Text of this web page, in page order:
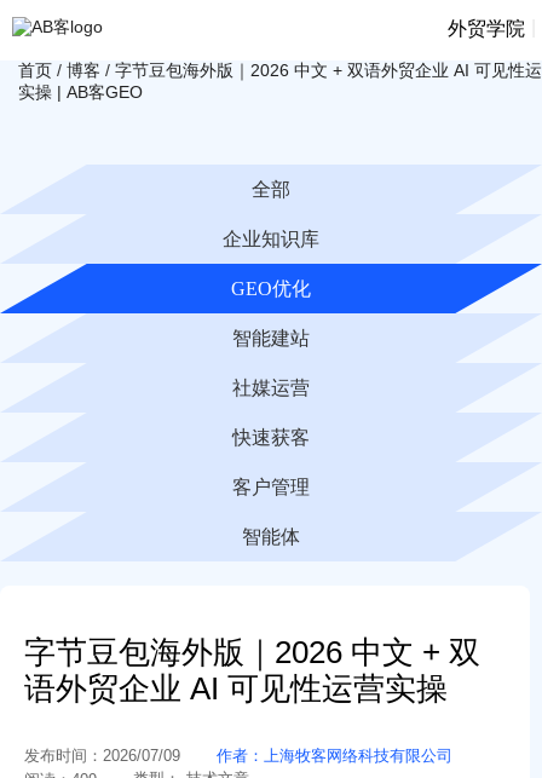
外贸学院
首页 / 博客 / 字节豆包海外版｜2026 中文 + 双语外贸企业 AI 可见性
实操 | AB客GEO
全部
企业知识库
GEO优化
智能建站
社媒运营
快速获客
客户管理
智能体
字节豆包海外版｜2026 中文 + 双
语外贸企业 AI 可见性运营实操
发布时间： 2026/07/09 作者： 上海牧客网络科技有限公司